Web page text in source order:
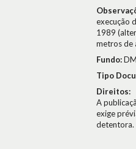
execução
1989
metros de
Fundo:
Tipo
Direitos:
A
exige
detentora.